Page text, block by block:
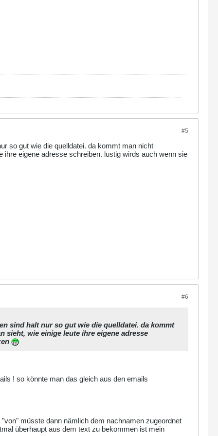
#5
so gut wie die quelldatei. da kommt man nicht
eigene adresse schreiben. lustig wirds auch wenn sie
#6
sind halt nur so gut wie die quelldatei. da kommt
sieht, wie einige leute ihre eigene adresse
! so könnte man das gleich aus den emails
müsste dann nämlich dem nachnamen zugeordnet
überhaupt aus dem text zu bekommen ist mein